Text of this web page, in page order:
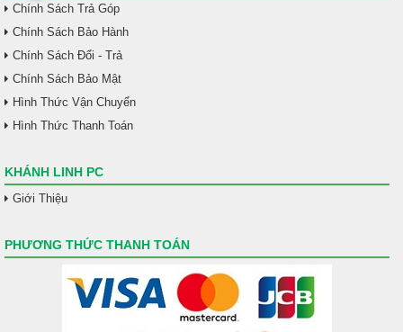
Chính Sách Trả Góp
Chính Sách Bảo Hành
Chính Sách Đổi - Trả
Chính Sách Bảo Mật
Hình Thức Vận Chuyển
Hình Thức Thanh Toán
KHÁNH LINH PC
Giới Thiệu
PHƯƠNG THỨC THANH TOÁN